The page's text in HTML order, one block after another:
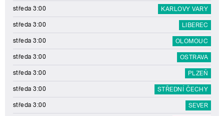
středa 3:00 KARLOVY VARY
středa 3:00 LIBEREC
středa 3:00 OLOMOUC
středa 3:00 OSTRAVA
středa 3:00 PLZEŇ
středa 3:00 STŘEDNÍ ČECHY
středa 3:00 SEVER